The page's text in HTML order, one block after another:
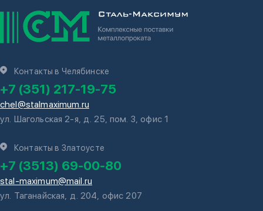
Контакты в Челябинске
+7 (351) 217-19-75
chel@stalmaximum.ru
ул. Шагольская 2-я, д. 25, пом. 3, офис 1
Контакты в Златоусте
+7 (3513) 69-00-80
stal-maximum@mail.ru
ул. Таганайская, д. 204, офис 207